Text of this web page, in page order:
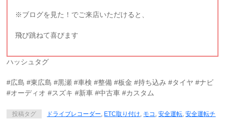
※ブログを見た！でご来店いただけると、
飛び跳ねて喜びます
ハッシュタグ
#広島 #東広島 #黒瀬 #車検 #整備 #板金 #持ち込み #タイヤ #ナビ
#オーディオ #スズキ #新車 #中古車 #カスタム
投稿タグ ドライブレコーダー ETC取り付け モコ ,安全運転 ,安全運転チ